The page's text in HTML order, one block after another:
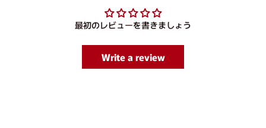
最初のレビューを書きましょう
Write a review